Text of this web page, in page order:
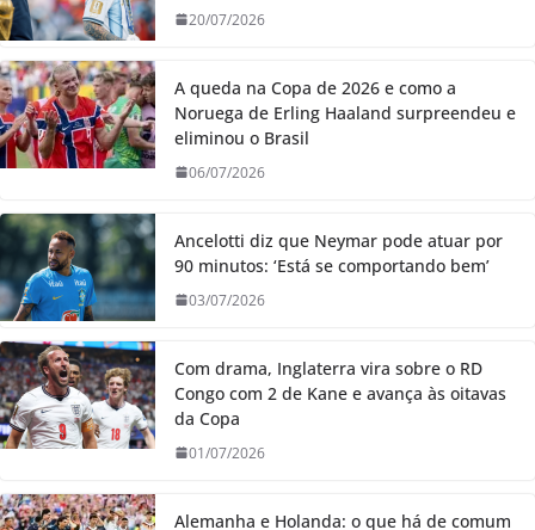
20/07/2026
A queda na Copa de 2026 e como a
Noruega de Erling Haaland surpreendeu e
eliminou o Brasil
06/07/2026
Ancelotti diz que Neymar pode atuar por
90 minutos: ‘Está se comportando bem’
03/07/2026
Com drama, Inglaterra vira sobre o RD
Congo com 2 de Kane e avança às oitavas
da Copa
01/07/2026
Alemanha e Holanda: o que há de comum